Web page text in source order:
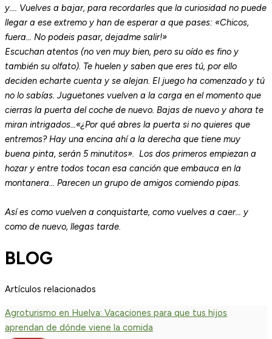
y…. Vuelves a bajar, para recordarles que la curiosidad no puede
llegar a ese extremo y han de esperar a que pases: «Chicos,
fuera… No podeis pasar, dejadme salir!»
Escuchan atentos (no ven muy bien, pero su oído es fino y
también su olfato). Te huelen y saben que eres tú, por ello
deciden echarte cuenta y se alejan. El juego ha comenzado y tú
no lo sabías. Juguetones vuelven a la carga en el momento que
cierras la puerta del coche de nuevo. Bajas de nuevo y ahora te
miran intrigados…«¿Por qué abres la puerta si no quieres que
entremos? Hay una encina ahí a la derecha que tiene muy
buena pinta, serán 5 minutitos». Los dos primeros empiezan a
hozar y entre todos tocan esa canción que embauca en la
montanera… Parecen un grupo de amigos comiendo pipas.
Así es como vuelven a conquistarte, como vuelves a caer… y
como de nuevo, llegas tarde.
BLOG
Artículos relacionados
Agroturismo en Huelva: Vacaciones para que tus hijos
aprendan de dónde viene la comida